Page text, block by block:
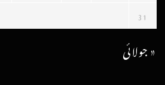
31
« جولائی